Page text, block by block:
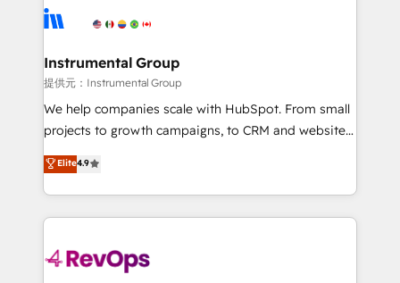
agency for an Ops problem. Don't hire a technical
agency for a growth problem. Hire a partner built to
Elite Partners with 10+ years of HubSpot experience
Premier Partner 2023 🌟5 HubSpot Accreditations 🌟
Won HubSpot Theme Challenge 2021 🌟INBOUND’19
HubSpot Rising Star Why us? Harnessing the full
potential of the powerful HubSpot CRM. ✔️A team of
HubSpot experience ✔️Flexible pricing models —
Hourly-fee (assigned one Dedicated HubSpot
requirement). ✔️Helped over 25,000+ customers so
far with our HubSpot solutions. ✔️Bespoke apps &
Instrumental Group
提供元：Instrumental Group
We help companies scale with HubSpot. From small
projects to growth campaigns, to CRM and websites.
Hire an agency that's experienced in every inch of
HubSpot and willing to work hand-in-hand with your
team to simplify the complex and build a better
experience for your team and customers.
Elite4.9